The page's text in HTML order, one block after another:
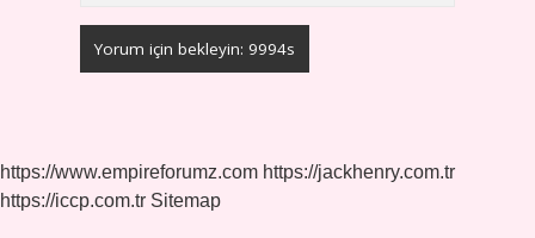
https://www.empireforumz.com https://jackhenry.com.tr
https://iccp.com.tr Sitemap